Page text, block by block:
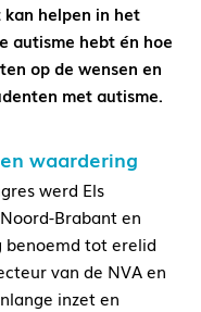
helpen in het
autisme hebt én hoe
op de wensen en
met autisme.
waardering
werd Els
Brabant en
benoemd tot erelid
van de NVA en
inzet en